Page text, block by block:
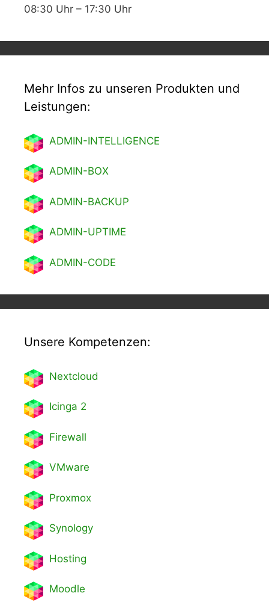
08:30 Uhr – 17:30 Uhr
Mehr Infos zu unseren Produkten und
Leistungen:
ADMIN-INTELLIGENCE
ADMIN-BOX
ADMIN-BACKUP
ADMIN-UPTIME
ADMIN-CODE
Unsere Kompetenzen:
Nextcloud
Icinga 2
Firewall
VMware
Proxmox
Synology
Hosting
Moodle